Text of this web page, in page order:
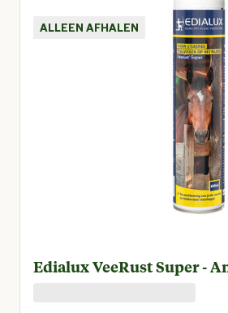
ALLEEN AFHALEN
Edialux VeeRust Super -